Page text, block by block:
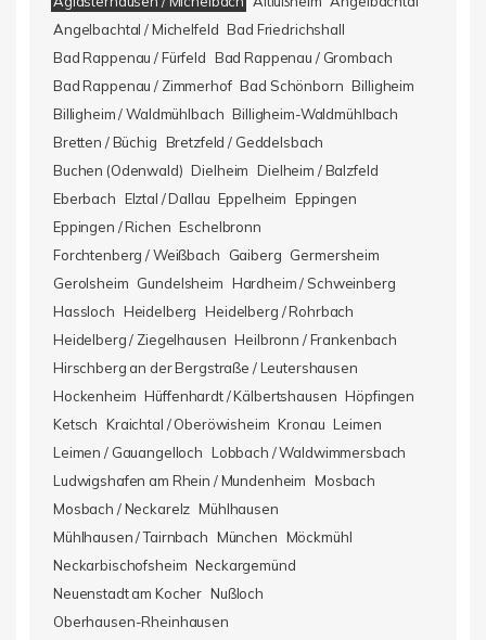
Angelbachtal / Michelfeld Bad Friedrichshall
Bad Rappenau / Fürfeld Bad Rappenau / Grombach
Bad Rappenau / Zimmerhof Bad Schönborn Billigheim
Billigheim / Waldmühlbach Billigheim-Waldmühlbach
Bretten / Büchig Bretzfeld / Geddelsbach
Buchen (Odenwald) Dielheim Dielheim / Balzfeld
Eberbach Elztal / Dallau Eppelheim Eppingen
Eppingen / Richen Eschelbronn
Forchtenberg / Weißbach
Gaiberg Germersheim
Gerolsheim Gundelsheim Hardheim / Schweinberg
Hassloch Heidelberg Heidelberg / Rohrbach
Heidelberg / Ziegelhausen Heilbronn / Frankenbach
Hirschberg an der Bergstraße / Leutershausen
Hockenheim Hüffenhardt / Kälbertshausen Höpfingen
Ketsch Kraichtal / Oberöwisheim Kronau Leimen
Leimen / Gauangelloch Lobbach / Waldwimmersbach
Ludwigshafen am Rhein / Mundenheim Mosbach
Mosbach / Neckarelz Mühlhausen
Mühlhausen / Tairnbach München Möckmühl
Neckarbischofsheim Neckargemünd
Neuenstadt am Kocher Nußloch
Oberhausen-Rheinhausen